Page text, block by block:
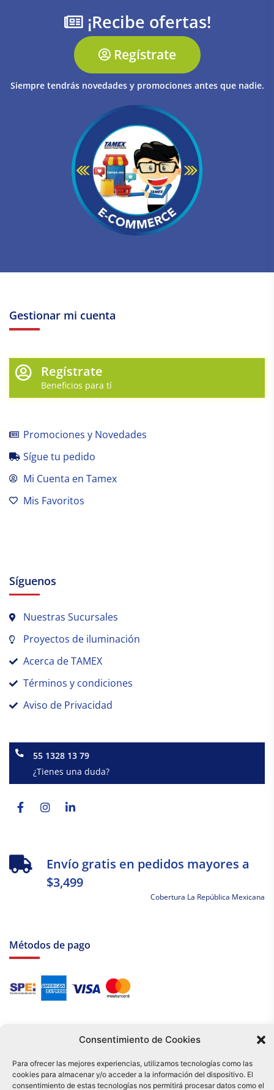
Consentimiento de Cookies
Para ofrecer las mejores experiencias, utilizamos tecnologías como las
cookies para almacenar y/o acceder a la información del dispositivo. El
consentimiento de estas tecnologías nos permitirá procesar datos como el
¡Recibe ofertas!
Regístrate
Siempre tendrás novedades y promociones antes que nadie.
Gestionar mi cuenta
Regístrate
Beneficios para tí
Promociones y Novedades
Sígue tu pedido
Mi Cuenta en Tamex
Mis Favoritos
Síguenos
Nuestras Sucursales
Proyectos de iluminación
Acerca de TAMEX
Términos y condiciones
Aviso de Privacidad
55 1328 13 79
¿Tienes una duda?
f
Envío gratis en pedidos mayores a
$3,499
Cobertura La República Mexicana
Métodos de pago
Tu compra es respaldada por nuestro certificado SSL y operada bajo las